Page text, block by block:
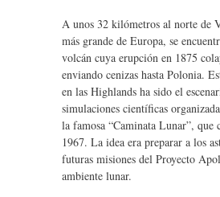
A unos 32 kilómetros al norte de
más grande de Europa, se
volcán cuya erupción en 1875
enviando cenizas hasta Polonia.
en las Highlands ha sido el
simulaciones científicas
la famosa “Caminata Lunar”, que
1967. La idea era preparar a los
futuras misiones del Proyecto
ambiente lunar.